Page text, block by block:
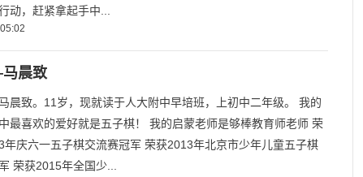
动，赶紧拿起手中...
晨致
晨致。11岁，现就读于人大附中早培班，上初中二年级。 我的
最喜欢的爱好就是五子棋！ 我的启蒙老师是够棒教育师老师 荣
年庆六一五子棋交流赛冠军 荣获2013年北京市少年儿童五子棋
荣获2015年全国少...